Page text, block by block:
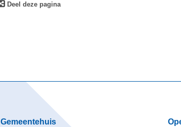
Deel deze pagina
Gemeentehuis